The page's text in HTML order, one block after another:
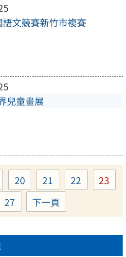
文競賽新竹市複賽
兒童畫展
Page
20 Page
21 Page
22 Page
23
Page
27 下一頁